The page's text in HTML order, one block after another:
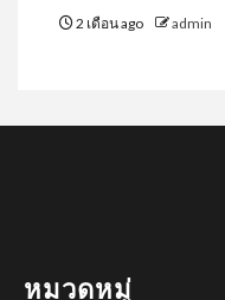
2 เดือน ago admin
หมวดหมู่